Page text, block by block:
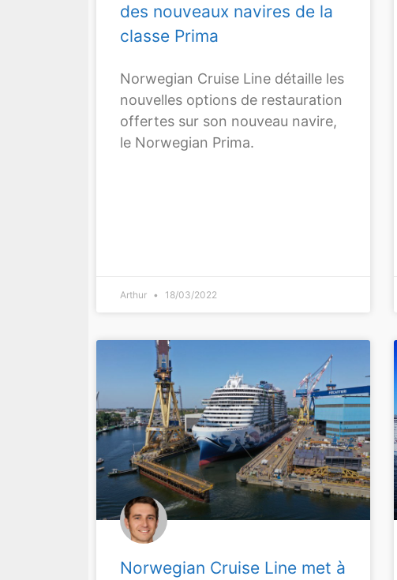
des nouveaux navires de la
classe Prima
Norwegian Cruise Line détaille les
nouvelles options de restauration
offertes sur son nouveau navire,
le Norwegian Prima.
Arthur 18/03/2022
Norwegian Cruise Line met à